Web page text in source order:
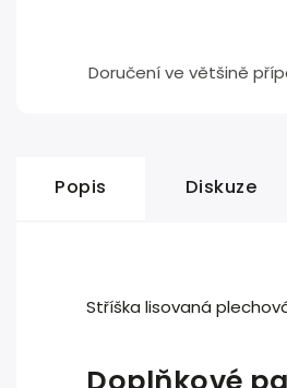
Doručení ve většině
Popis Diskuze
Stříška lisovaná